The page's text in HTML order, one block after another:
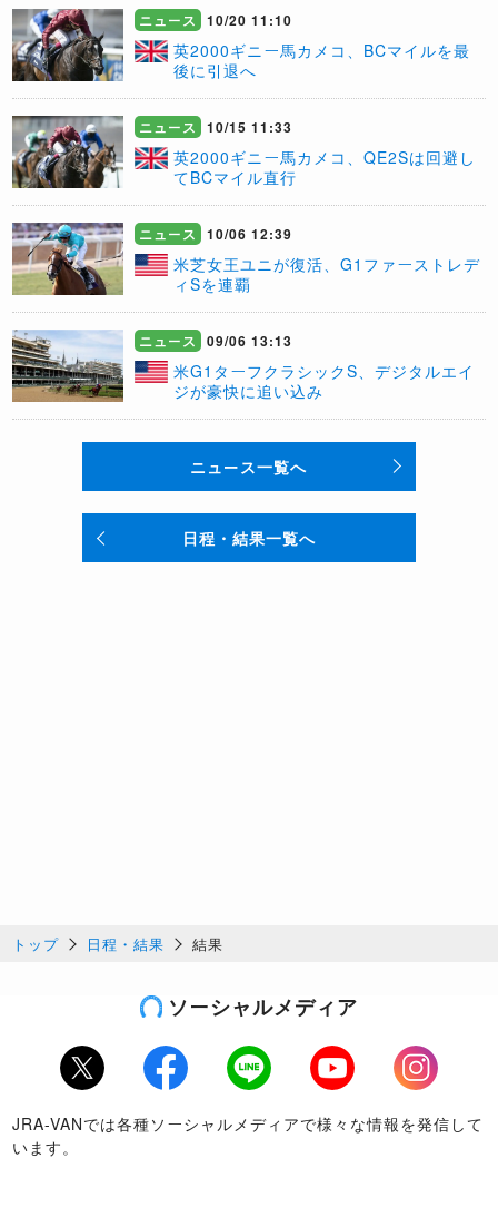
ニュース 10/20 11:10
​英2000ギニー馬カメコ、BCマイルを最
後に引退へ
ニュース 10/15 11:33
英2000ギニー馬カメコ、QE2Sは回避し
てBCマイル直行
ニュース 10/06 12:39
米芝女王ユニが復活、G1ファーストレデ
ィSを連覇
ニュース 09/06 13:13
米G1ターフクラシックS、デジタルエイ
ジが豪快に追い込み
ニュース一覧へ
日程・結果一覧へ
トップ 日程・結果 結果
ソーシャルメディア
Twitter Facebook LINE Youtube
Instagram
JRA-VANでは各種ソーシャルメディアで様々な情報を発信して
います。